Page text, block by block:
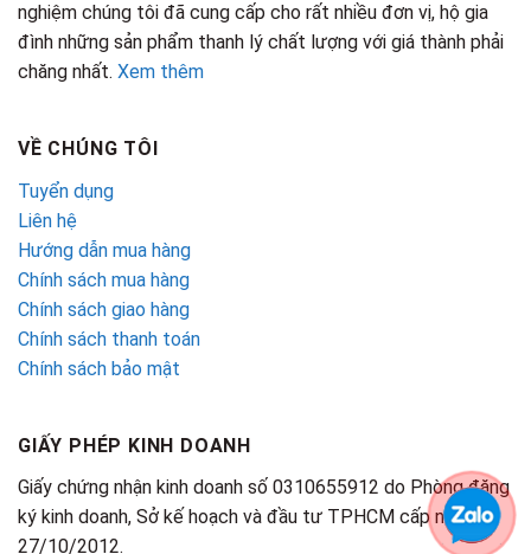
nghiệm chúng tôi đã cung cấp cho rất nhiều đơn vị, hộ gia
đình những sản phẩm thanh lý chất lượng với giá thành phải
chăng nhất. Xem thêm
VỀ CHÚNG TÔI
Tuyển dụng
Liên hệ
Hướng dẫn mua hàng
Chính sách mua hàng
Chính sách giao hàng
Chính sách thanh toán
Chính sách bảo mật
GIẤY PHÉP KINH DOANH
Giấy chứng nhận kinh doanh số 0310655912 do Phòng đăng
ký kinh doanh, Sở kế hoạch và đầu tư TPHCM cấp ngày
27/10/2012.